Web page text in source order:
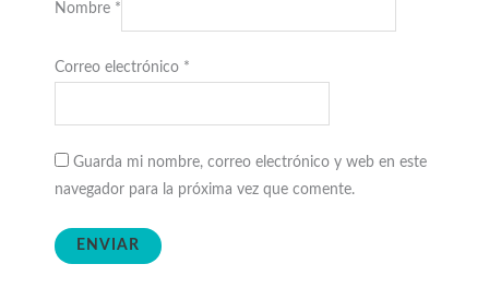
Nombre *
Correo electrónico *
Guarda mi nombre, correo electrónico y web en este
navegador para la próxima vez que comente.